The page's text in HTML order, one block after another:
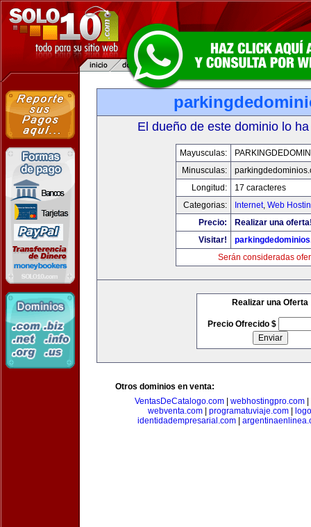
El dueño de este dominio lo
Mayusculas:
Minusculas:
Longitud:
17 caracteres
Categorias:
Internet, Web
Precio:
Realizar una
Visitar!
Serán consideradas
Realizar una Oferta
Precio Ofrecido $
Otros dominios en venta:
VentasDeCatalogo.com| webhostingpro.com|
webventa.com
programatuviaje.com
identidadempresarial.com